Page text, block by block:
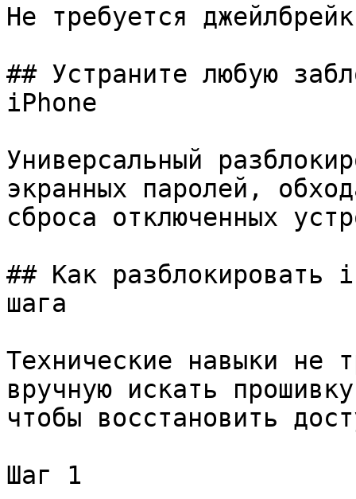
Не требуется джейлбрейк
## Устраните любую
iPhone
Универсальный
экранных паролей,
сброса отключенных
## Как разблокировать
шага
Технические навыки не
вручную искать
чтобы восстановить
Шаг 1